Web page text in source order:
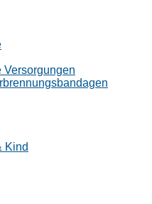
Versorgungen
Kind